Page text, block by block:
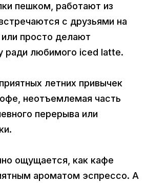
пешком, работают из
с друзьями на
просто делают
ради любимого iced latte.
летних привычек
неотъемлемая часть
перерыва или
ощущается, как кафе
ароматом эспрессо. А